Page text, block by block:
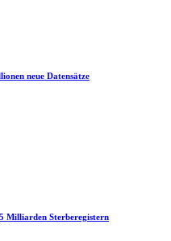
neue Datensätze
Milliarden Sterberegistern